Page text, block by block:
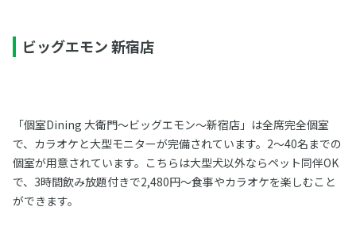
ビッグエモン 新宿店
「個室Dining 大衛門～ビッグエモン～新宿店」は全席完全個室
で、カラオケと大型モニターが完備されています。2～40名までの
個室が用意されています。こちらは大型犬以外ならペット同伴OK
で、3時間飲み放題付きで2,480円～食事やカラオケを楽しむこと
ができます。